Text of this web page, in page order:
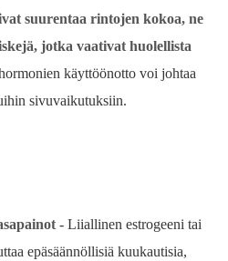
suurentaa rintojen kokoa, ne
jotka vaativat huolellista
käyttöönotto voi johtaa
sivuvaikutuksiin.
- Liiallinen estrogeeni tai
epäsäännöllisiä kuukautisia,